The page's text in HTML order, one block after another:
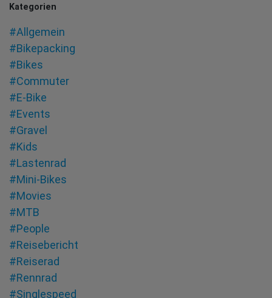
Kategorien
#Allgemein
#Bikepacking
#Bikes
#Commuter
#E-Bike
#Events
#Gravel
#Kids
#Lastenrad
#Mini-Bikes
#Movies
#MTB
#People
#Reisebericht
#Reiserad
#Rennrad
#Singlespeed